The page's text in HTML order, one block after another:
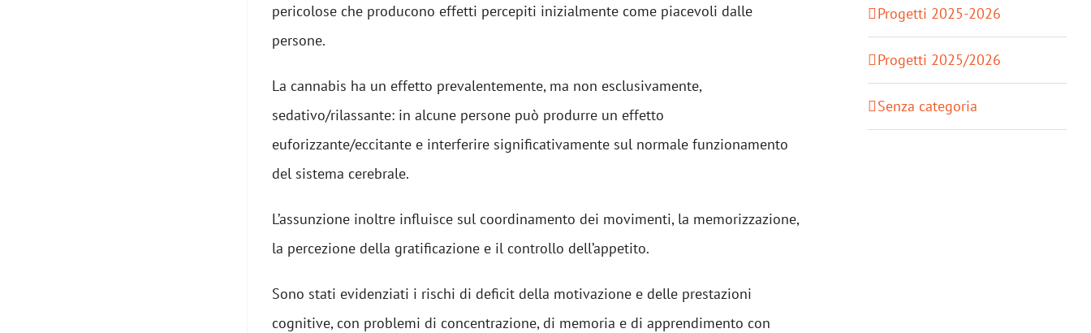
pericolose che producono effetti percepiti inizialmente come piacevoli dalle
persone.
La cannabis ha un effetto prevalentemente, ma non esclusivamente,
sedativo/rilassante: in alcune persone può produrre un effetto
euforizzante/eccitante e interferire significativamente sul normale funzionamento
del sistema cerebrale.
L’assunzione inoltre influisce sul coordinamento dei movimenti, la memorizzazione,
la percezione della gratificazione e il controllo dell’appetito.
Sono stati evidenziati i rischi di deficit della motivazione e delle prestazioni
cognitive, con problemi di concentrazione, di memoria e di apprendimento con
Progetti 2025-2026
Progetti 2025/2026
Senza categoria